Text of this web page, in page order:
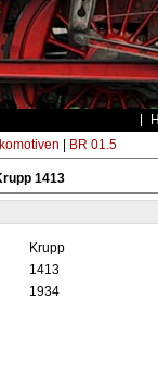
BR 01.5
1413
Krupp
1413
1934